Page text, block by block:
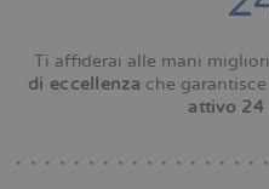
Ti affiderai alle mani
di eccellenza che
attivo 24